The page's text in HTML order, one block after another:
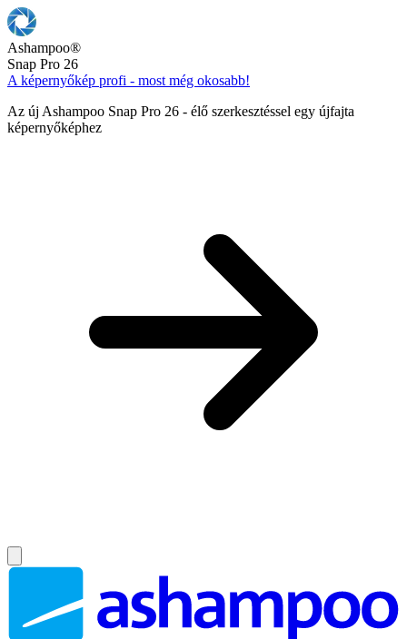
Ashampoo®
Snap Pro 26
A képernyőkép profi - most még okosabb!
Az új Ashampoo Snap Pro 26 - élő szerkesztéssel egy újfajta
képernyőképhez